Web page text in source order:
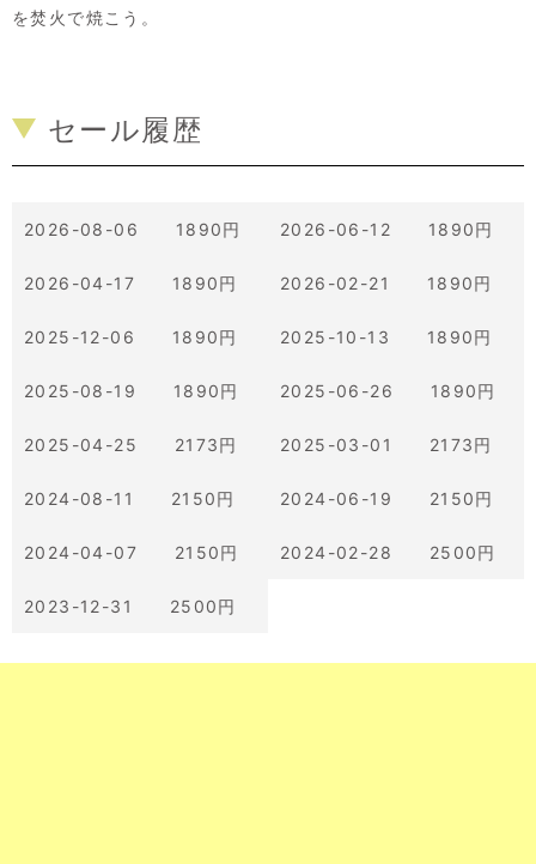
を焚火で焼こう。
セール履歴
2026-08-06 1890円 2026-06-12 1890円
2026-04-17 1890円 2026-02-21 1890円
2025-12-06 1890円 2025-10-13 1890円
2025-08-19 1890円 2025-06-26 1890円
2025-04-25 2173円 2025-03-01 2173円
2024-08-11 2150円 2024-06-19 2150円
2024-04-07 2150円 2024-02-28 2500円
2023-12-31 2500円